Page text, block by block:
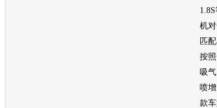
机对
匹
按照
吸
喷
款